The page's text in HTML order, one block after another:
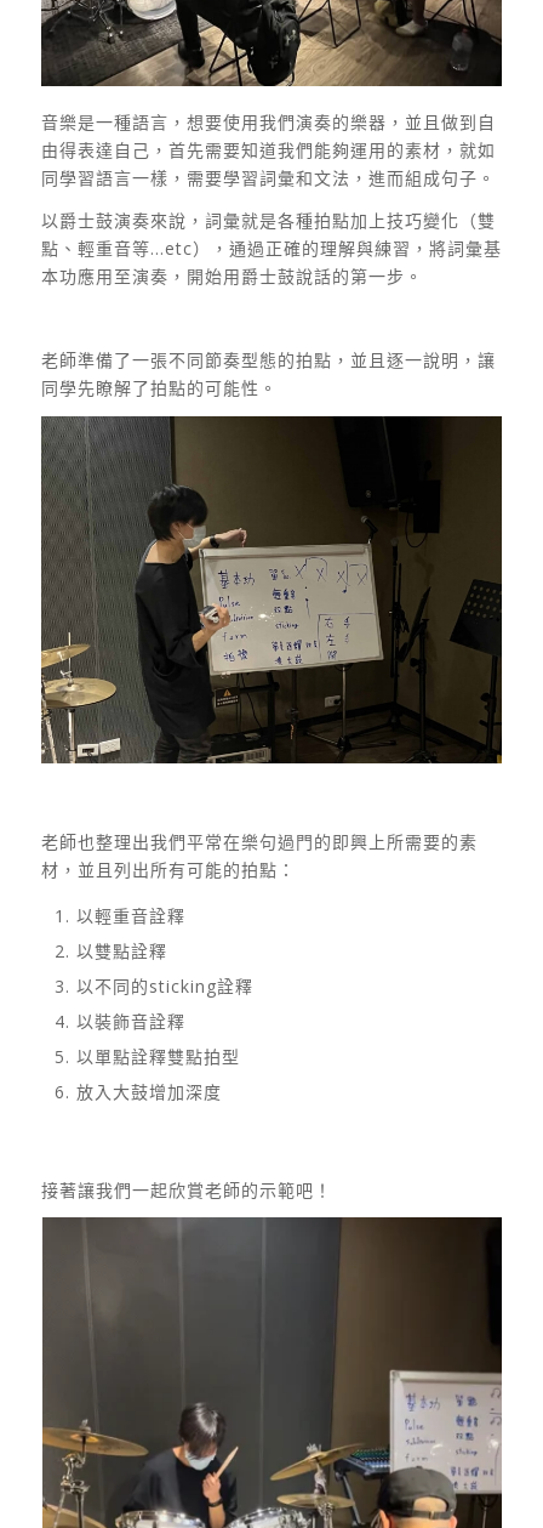
音樂是一種語言，想要使用我們演奏的樂器，並且做到自
由得表達自己，首先需要知道我們能夠運用的素材，就如
同學習語言一樣，需要學習詞彙和文法，進而組成句子。
以爵士鼓演奏來說，詞彙就是各種拍點加上技巧變化（雙
點、輕重音等…etc），通過正確的理解與練習，將詞彙基
本功應用至演奏，開始用爵士鼓說話的第一步。
老師準備了一張不同節奏型態的拍點，並且逐一說明，讓
同學先瞭解了拍點的可能性。
老師也整理出我們平常在樂句過門的即興上所需要的素
材，並且列出所有可能的拍點：
以輕重音詮釋
以雙點詮釋
以不同的sticking詮釋
以裝飾音詮釋
以單點詮釋雙點拍型
放入大鼓增加深度
接著讓我們一起欣賞老師的示範吧！